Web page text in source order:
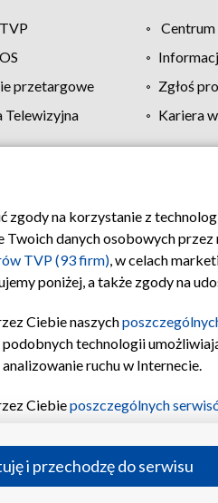
przetargowe Zgłoś
Telewizyjna Kariera
Polityka prywatności
na korzystanie z
danych osobowych
TVP (93 firm), w celach
poniżej, a także zgody na
Ciebie naszych
technologii
ruchu w Internecie.
Ciebieposzczególnych
przechowywania informacji
profilu
odbiorców,
i przechodzę do serwisu